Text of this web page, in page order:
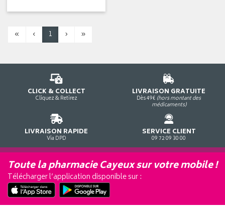
« ‹ 1 › »
CLICK & COLLECT
Cliquez & Retirez
LIVRAISON GRATUITE
Dès 49€ (hors montant des
médicaments)
LIVRAISON RAPIDE
Via DPD
SERVICE CLIENT
09 72 09 30 00
Toute la pharmacie Cayeux sur votre mobile !
Télécharger l’application disponible sur :